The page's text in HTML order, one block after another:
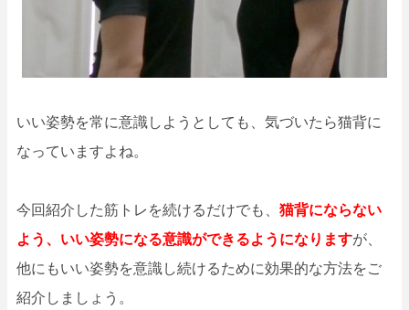
いい姿勢を常に意識しようとしても、気づいたら猫背に
なっていますよね。
今回紹介した筋トレを続けるだけでも、 猫背にならない
よう、いい姿勢になる意識ができるようになりますが、
他にもいい姿勢を意識し続けるために効果的な方法をご
紹介しましょう。